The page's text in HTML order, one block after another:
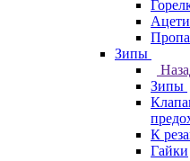
Зипы
Зипы
К
Гайки